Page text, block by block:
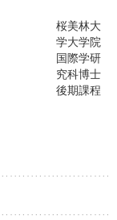
桜美林大
学大学院
国際学研
究科博士
後期課程